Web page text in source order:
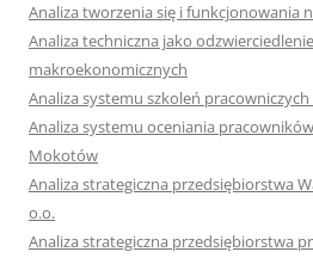
Analiza tworzenia się i funkcjonowania
Analiza techniczna jako
makroekonomicznych
Analiza systemu szkoleń pracowniczych
Analiza systemu oceniania
Mokotów
Analiza strategiczna przedsiębiorstwa
o.o.
Analiza strategiczna przedsiębiorstwa